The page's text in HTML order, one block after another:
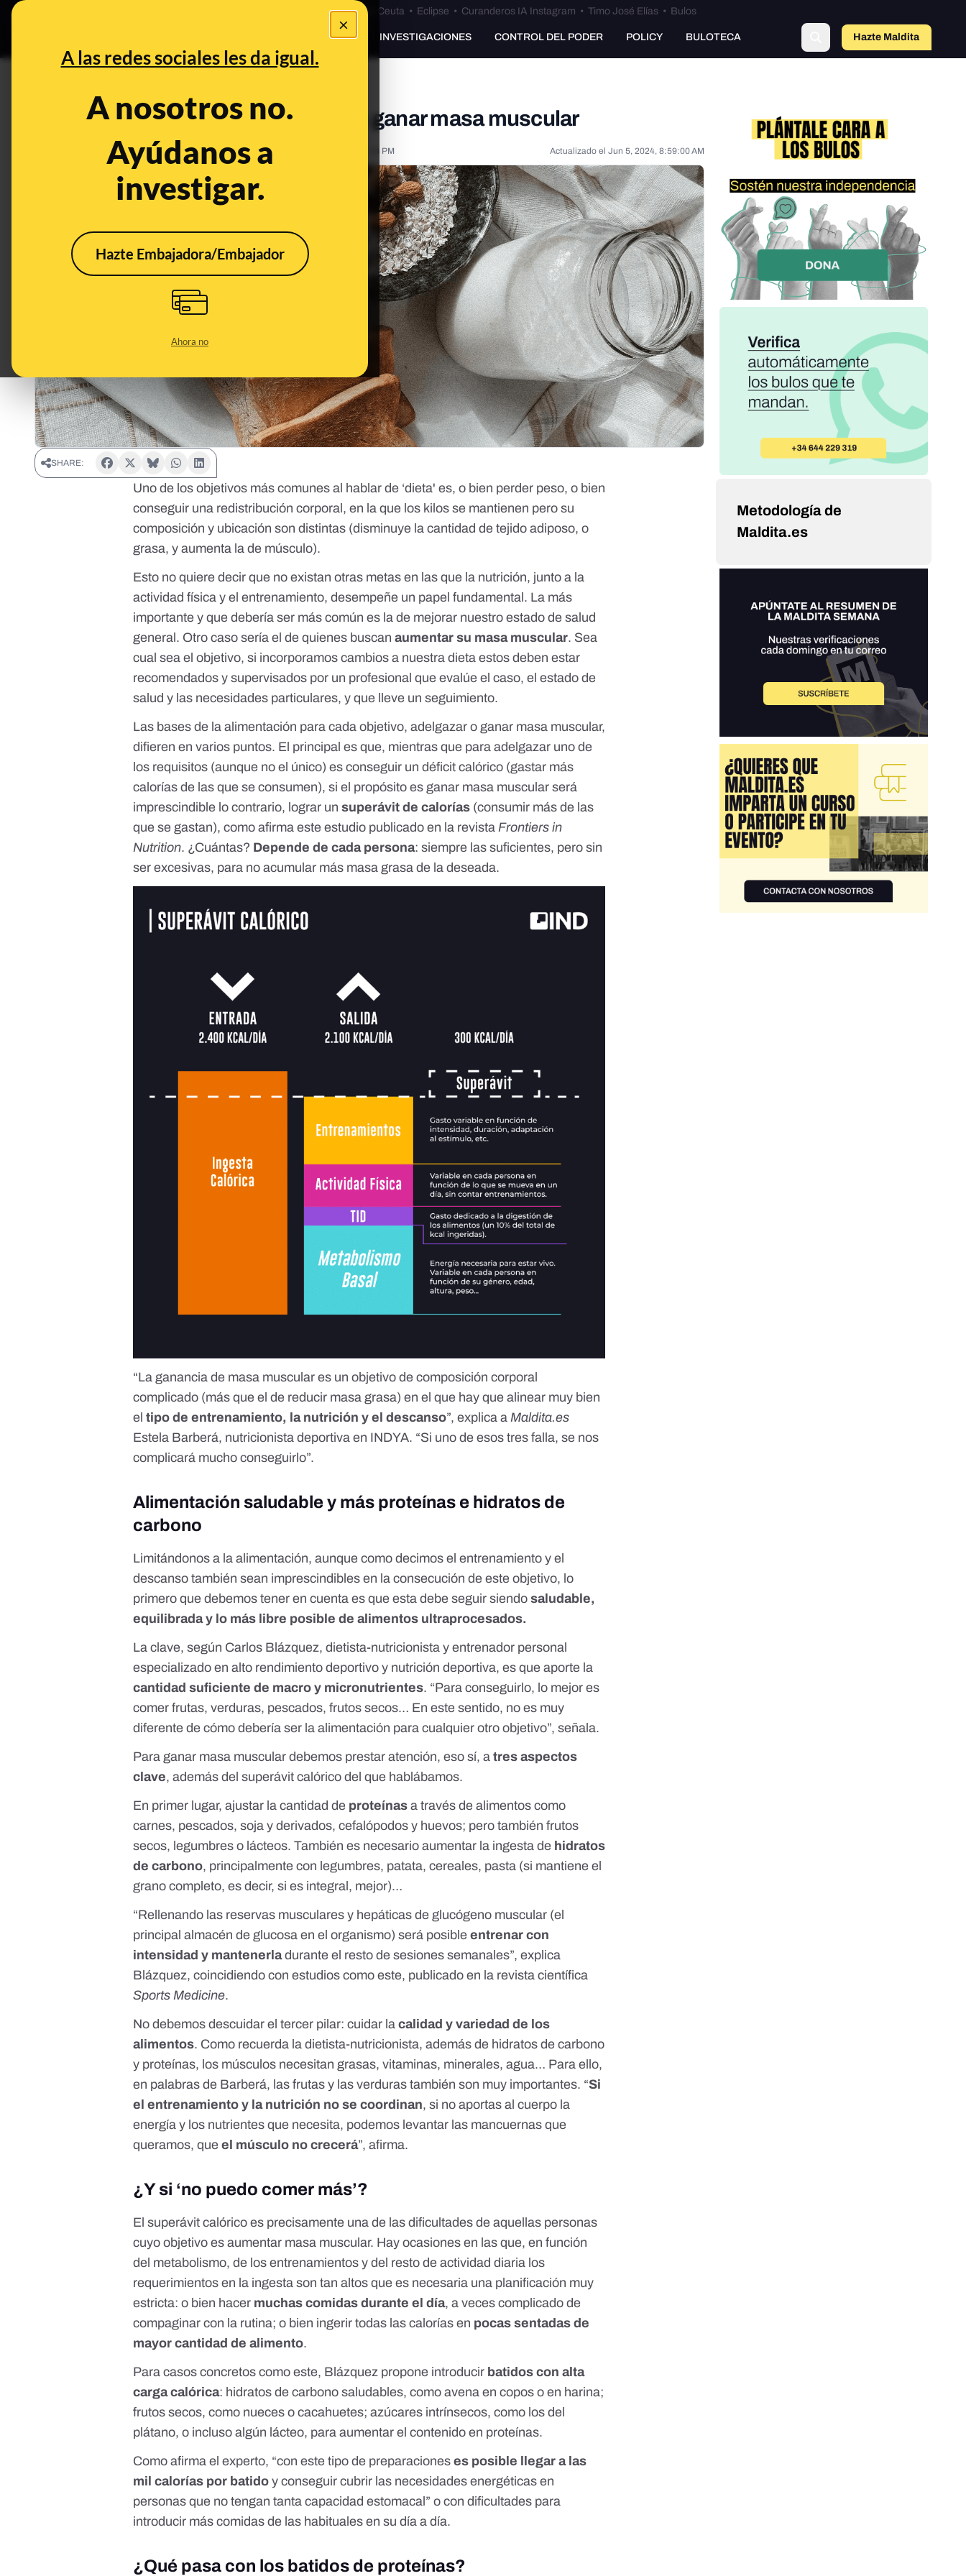
×
A las redes sociales les da igual.
A nosotros no.
Ayúdanos a
investigar.
Hazte Embajadora/Embajador
Ahora no
Especial Ceuta•Bulos Ceuta • Eclipse • Curanderos IA Instagram • Timo José Elías • Bulos
PREBUNKING INVESTIGACIONES CONTROL DEL PODER POLICY BULOTECA Hazte Maldito
Cómo y qué comer si tu objetivo es ganar masa muscular
Publicado el Nov 4, 2021, 5:14:34 PM Actualizado el Jun 5, 2024, 8:59:00 AM
SHARE:
Uno de los objetivos más comunes al hablar de ‘dieta' es, o bien perder peso, o bien
conseguir una redistribución corporal, en la que los kilos se mantienen pero su
composición y ubicación son distintas (disminuye la cantidad de tejido adiposo, o
grasa, y aumenta la de músculo).
Esto no quiere decir que no existan otras metas en las que la nutrición, junto a la
actividad física y el entrenamiento, desempeñe un papel fundamental. La más
importante y que debería ser más común es la de mejorar nuestro estado de salud
general. Otro caso sería el de quienes buscanaumentar su masa muscular. Sea
cual sea el objetivo, si incorporamos cambios a nuestra dieta estos deben estar
recomendados y supervisados por un profesional que evalúe el caso, el estado de
salud y las necesidades particulares, y que lleve un seguimiento.
Las bases de la alimentación para cada objetivo, adelgazar o ganar masa muscular,
difieren en varios puntos. El principal es que, mientras que para adelgazar uno de
los requisitos (aunque no el único) es conseguir un déficit calórico (gastar más
calorías de las que se consumen), si el propósito es ganar masa muscular será
imprescindible lo contrario, lograr unsuperávit de calorías (consumir más de las
que se gastan), como afirma este estudio publicado en la revistaFrontiers in
Nutrition. ¿Cuántas? Depende de cada persona: siempre las suficientes, pero sin
ser excesivas, para no acumular más masa grasa de la deseada.
“La ganancia de masa muscular es un objetivo de composición corporal
complicado (más que el de reducir masa grasa) en el que hay que alinear muy bien
el tipo de entrenamiento, la nutrición y el descanso”, explica a Maldita.es
Estela Barberá, nutricionista deportiva en INDYA. “Si uno de esos tres falla, se nos
complicará mucho conseguirlo”.
Alimentación saludable y más proteínas e hidratos de
carbono
Limitándonos a la alimentación, aunque como decimos el entrenamiento y el
descanso también sean imprescindibles en la consecución de este objetivo, lo
primero que debemos tener en cuenta es que esta debe seguir siendo saludable,
equilibrada y lo más libre posible de alimentos ultraprocesados.
La clave, según Carlos Blázquez, dietista-nutricionista y entrenador personal
especializado en alto rendimiento deportivo y nutrición deportiva, es que aporte la
cantidad suficiente de macro y micronutrientes. “Para conseguirlo, lo mejor es
comer frutas, verduras, pescados, frutos secos… En este sentido, no es muy
diferente de cómo debería ser la alimentación para cualquier otro objetivo”, señala.
Para ganar masa muscular debemos prestar atención, eso sí, atres aspectos
clave, además del superávit calórico del que hablábamos.
En primer lugar,ajustar la cantidad de proteínas a través de alimentos como
carnes, pescados, soja y derivados, cefalópodos y huevos; pero también frutos
secos, legumbres o lácteos. También es necesario aumentar la ingesta de hidratos
de carbono, principalmente con legumbres, patata, cereales, pasta (si mantiene el
grano completo, es decir, si es integral, mejor)…
“Rellenando las reservas musculares y hepáticas deglucógeno muscular (el
principal almacén de glucosa en el organismo) será posible entrenar con
intensidad y mantenerladurante el resto de sesiones semanales”, explica
Blázquez, coincidiendo con estudios como este, publicado en la revista científica
Sports Medicine.
No debemos descuidar el tercer pilar: cuidar lacalidad y variedad de los
alimentos. Como recuerda la dietista-nutricionista, además de hidratos de carbono
y proteínas, los músculos necesitan grasas, vitaminas, minerales, agua… Para ello,
en palabras de Barberá, las frutas y las verduras también son muy importantes. “Si
el entrenamiento y la nutrición no se coordinan, si no aportas al cuerpo la
energía y los nutrientes que necesita, podemos levantar las mancuernas que
queramos, queel músculo no crecerá”, afirma.
¿Y si ‘no puedo comer más’?
El superávit calórico es precisamente una de las dificultades de aquellas personas
cuyo objetivo es aumentar masa muscular. Hay ocasiones en las que, en función
del metabolismo, de los entrenamientos y del resto de actividad diaria los
requerimientos en la ingesta son tan altos que es necesaria una planificación muy
estricta: o bien hacer muchas comidas durante el día, a veces complicado de
compaginar con la rutina; o bien ingerir todas las calorías en pocas sentadas de
mayor cantidad de alimento.
Para casos concretos como este, Blázquez propone introducir batidos con alta
carga calórica: hidratos de carbono saludables, como avena en copos o en harina;
frutos secos, como nueces o cacahuetes; azúcares intrínsecos, como los del
plátano, o incluso algún lácteo, para aumentar el contenido en proteínas.
Como afirma el experto, “con este tipo de preparacioneses posible llegar a las
mil calorías por batido y conseguir cubrir las necesidades energéticas en
personas que no tengan tanta capacidad estomacal” o con dificultades para
introducir más comidas de las habituales en su día a día.
¿Qué pasa con los batidos de proteínas?
Metodología de
Maldita.es